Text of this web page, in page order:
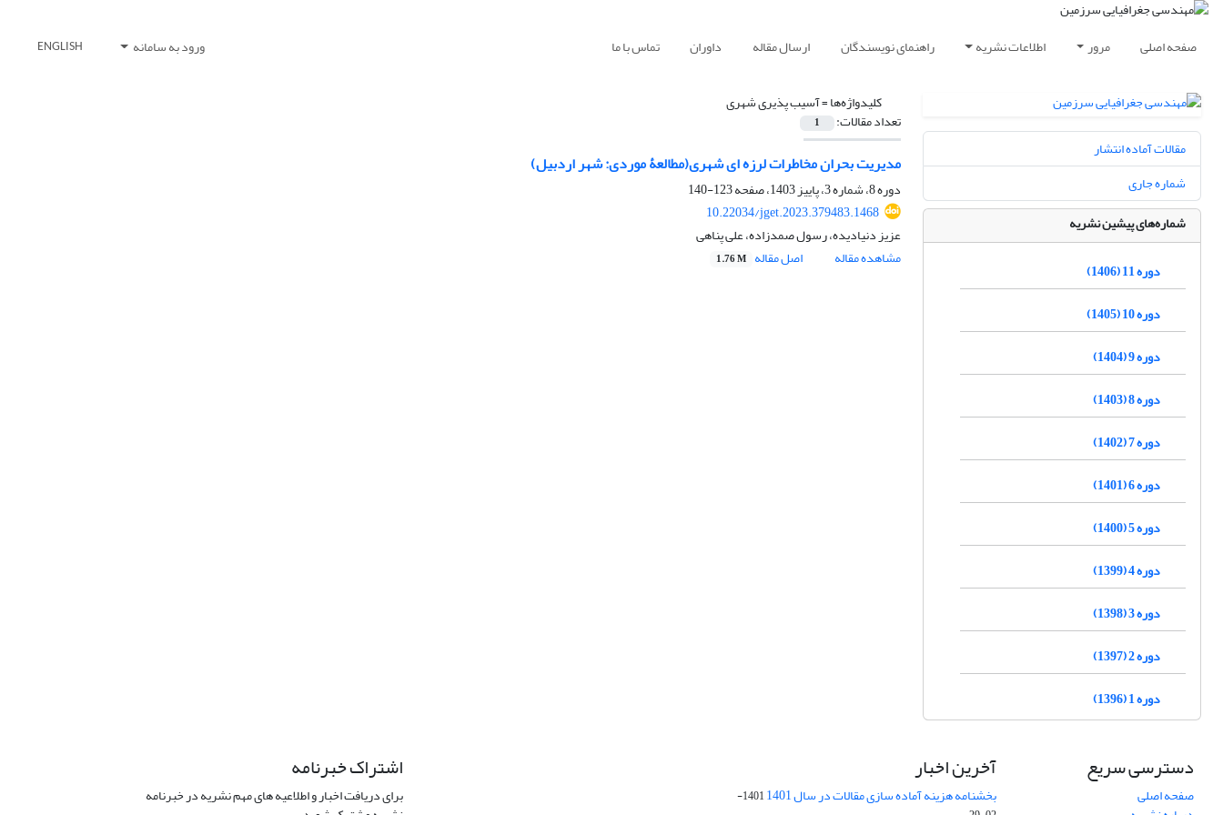
صفحه اصلی مرور اطلاعات نشریه راهنمای نویسندگان ارسال مقاله داوران تماس با ما ورود به سامانه ENGLISH
کلیدواژه‌ها =آسیب پذیری شهری
تعداد مقالات: 1
مدیریت بحران مخاطرات لرزه ای شهری(مطالعۀ موردی: شهر اردبیل)
دوره 8، شماره 3، پاییز 1403، صفحه
123-140
10.22034/jget.2023.379483.1468
عزیز دنیادیده، رسول صمدزاده، علی پناهی
مشاهده مقاله
اصل مقاله 1.76 M
مقالات آماده انتشار
شماره جاری
شماره‌های پیشین نشریه
دوره 11 (1406)
دوره 10 (1405)
دوره 9 (1404)
دوره 8 (1403)
دوره 7 (1402)
دوره 6 (1401)
دوره 5 (1400)
دوره 4 (1399)
دوره 3 (1398)
دوره 2 (1397)
دوره 1 (1396)
دسترسی سریع
صفحه اصلی
آخرین اخبار
بخشنامه هزینه آماده سازی مقالات در سال 1401
1401-
اشتراک خبرنامه
برای دریافت اخبار و اطلاعیه های مهم نشریه در خبرنامه